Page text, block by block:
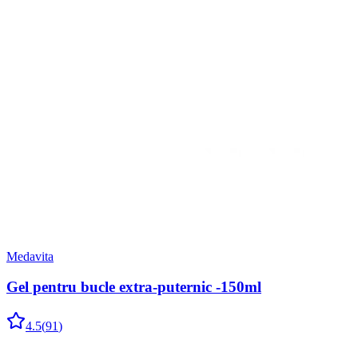
Medavita
Gel pentru bucle extra-puternic -150ml
4.5(91)